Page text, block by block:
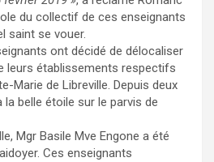
du collectif de ces enseignants
saint se vouer.
ont décidé de délocaliser
leurs établissements respectifs
Marie de Libreville. Depuis deux
belle étoile sur le parvis de
Mgr Basile Mve Engone a été
Ces enseignants